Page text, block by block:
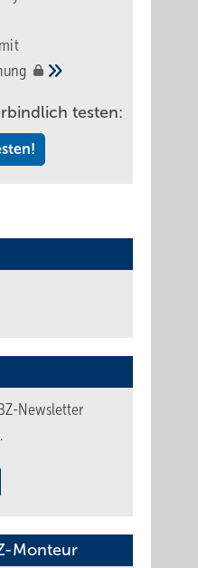
testen:
Newsletter
Monteur